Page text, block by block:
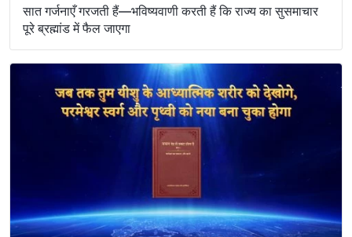
सात गर्जनाएँ गरजती हैं—भविष्यवाणी करती हैं कि राज्य का सुसमाचार
पूरे ब्रह्मांड में फैल जाएगा